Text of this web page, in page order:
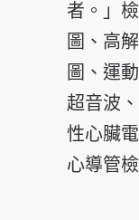
者。」
圖、高
圖、運
超音波
性心臟
心導管